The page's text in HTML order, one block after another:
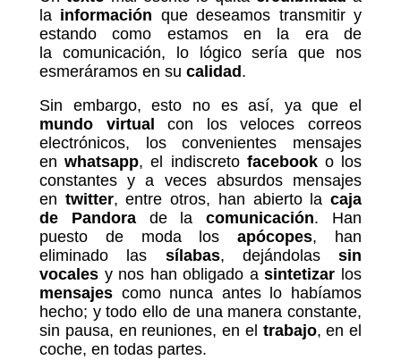
la información que deseamos transmitir y
estando como estamos en la era de
la comunicación, lo lógico sería que nos
esmeráramos en su calidad.
Sin embargo, esto no es así, ya que el
mundo virtual
con los veloces correos
electrónicos, los convenientes mensajes
enwhatsapp, el indiscreto facebooko los
constantes y a veces absurdos mensajes
en twitter, entre otros, han abierto lacaja
de Pandorade lacomunicación. Han
puesto de moda losapócopes, han
eliminado las sílabas, dejándolas sin
vocales y nos han obligado asintetizar los
mensajes como nunca antes lo habíamos
hecho; y todo ello de una manera constante,
sin pausa, en reuniones, en el trabajo, en el
coche, en todas partes.